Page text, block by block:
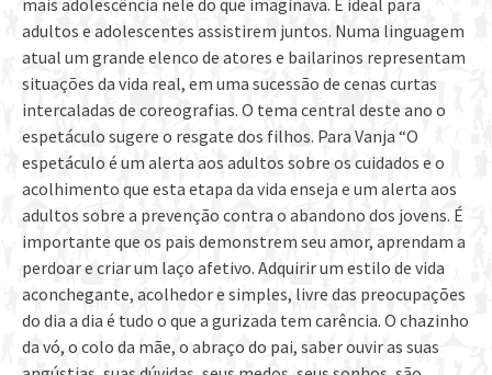
mais adolescência nele do que imaginava. É ideal para
adultos e adolescentes assistirem juntos. Numa linguagem
atual um grande elenco de atores e bailarinos representam
situações da vida real, em uma sucessão de cenas curtas
intercaladas de coreografias. O tema central deste ano o
espetáculo sugere o resgate dos filhos. Para Vanja “O
espetáculo é um alerta aos adultos sobre os cuidados e o
acolhimento que esta etapa da vida enseja e um alerta aos
adultos sobre a prevenção contra o abandono dos jovens. É
importante que os pais demonstrem seu amor, aprendam a
perdoar e criar um laço afetivo. Adquirir um estilo de vida
aconchegante, acolhedor e simples, livre das preocupações
do dia a dia é tudo o que a gurizada tem carência. O chazinho
da vó, o colo da mãe, o abraço do pai, saber ouvir as suas